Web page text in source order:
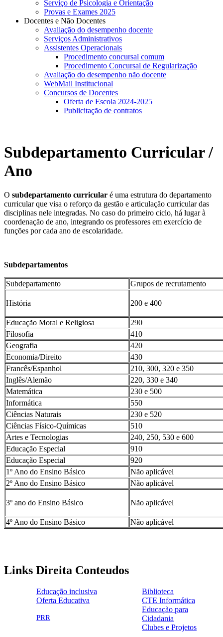
Serviço de Psicologia e Orientação
Provas e Exames 2025
Docentes e Não Docentes
Avaliação do desempenho docente
Serviços Administrativos
Assistentes Operacionais
Procedimento concursal comum
Procedimento Concursal de Regularização
Avaliação do desempenho não docente
WebMail Institucional
Concursos de Docentes
Oferta de Escola 2024-2025
Publicitação de contratos
Subdepartamento Curricular /
Ano
O subdepartamento curricular é uma estrutura do departamento
curricular que visa o reforço da gestão e articulação curricular das
disciplinas nele integradas. No caso do primeiro ciclo, há lugar à
coordenação de ano, integrando os professores em exercício de
funções por cada ano de escolaridade.
Subdepartamentos
Subdepartamento Grupos de recrutamento
História 200 e 400
Educação Moral e Religiosa
290
Filosofia
410
Geografia
420
Economia/Direito
430
Francês/Espanhol
210, 300, 320 e 350
Inglês/Alemão
220, 330 e 340
Matemática
230 e 500
Informática
550
Ciências Naturais
230 e 520
Ciências Físico-Químicas
510
Artes e Tecnologias
240, 250, 530 e 600
Educação Especial
910
Educação Especial
920
1º Ano do Ensino Básico
Não aplicável
2º Ano do Ensino Básico
Não aplicável
3º ano do Ensino Básico Não aplicável
4º Ano do Ensino Básico Não aplicável
Links Direita Conteudos
ensinoinclusivo.png
Educação inclusiva
link1.png
Biblioteca
oferta_edu.png
Oferta Educativa
cte2.png
CTE Informática
selo_importancia_estrategica.png
PRR
logo_epc_2.png
Educação para
Cidadania
Clubes e Projetos